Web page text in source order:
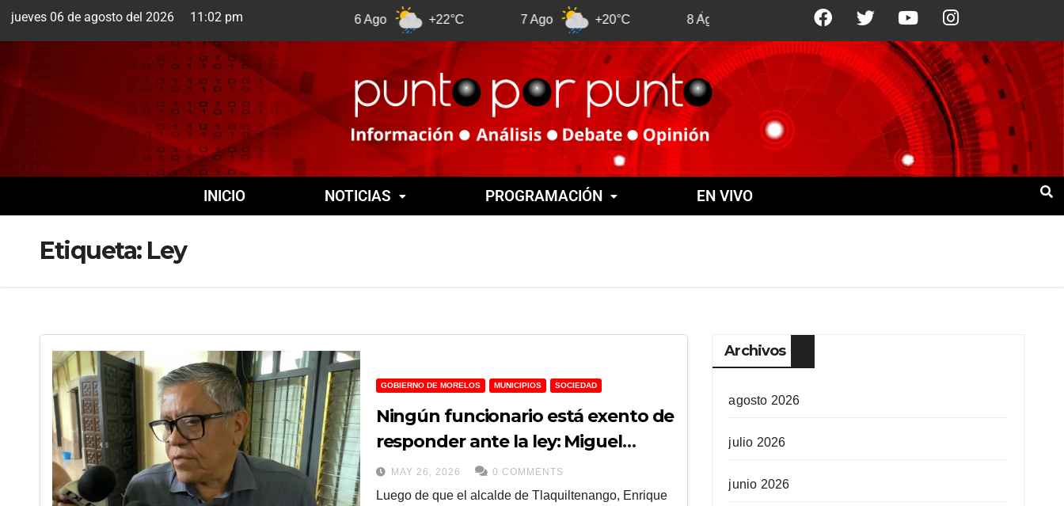
jueves 06 de agosto del 2026 11:02 pm
Cuernavaca +22°C 7 Ago +20°C 8 Ago +21°C 9 Ago +22°C 10 Ago
INICIO NOTICIAS PROGRAMACIÓN EN VIVO
Etiqueta: Ley
GOBIERNO DE MORELOS MUNICIPIOS SOCIEDAD
Ningún funcionario está exento de
responder ante la ley: Miguel
Ángel Peláez
MAY 26, 2026 0 COMMENTS
Luego de que el alcalde de Tlaquiltenango, Enrique
Archivos
agosto 2026
julio 2026
junio 2026